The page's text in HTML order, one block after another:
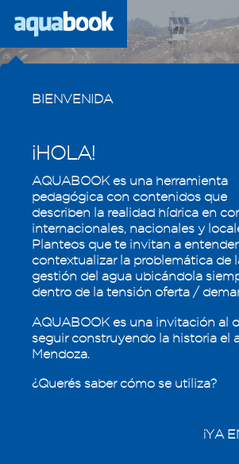
Previous
CAPÍTULO
El agua se valora y se mide
5.1 - Balance Hídrico
5.1.1 - ¿Qué es el Balance Hídrico?
5.1.2 - ¿Para qué se utilizan los datos que
5.1.3 - Principales elementos considerados en
5.1.4 - Método de evaluación de un Balance
5.2 - Pronóstico y medición de caudales
BIENVENIDA
¡HOLA!
AQUABOOK es una herramienta
pedagógica con contenidos que
describen la realidad hídrica en
internacionales, nacionales y
Planteos que te invitan a
contextualizar la problemática de
gestión del agua ubicándola
dentro de la tensión oferta /
AQUABOOK es una invitación al
seguir construyendo la historia el
Mendoza.
¿Querés saber cómo se utiliza?
¡YA